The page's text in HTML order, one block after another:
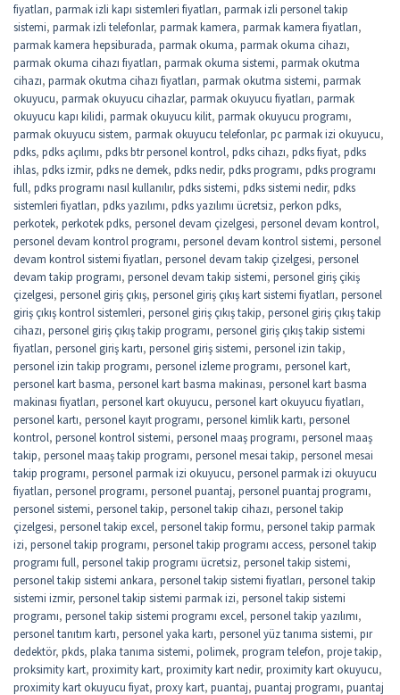
fiyatları, parmak izli kapı sistemleri fiyatları, parmak izli personel takip
sistemi, parmak izli telefonlar, parmak kamera, parmak kamera fiyatları,
parmak kamera hepsiburada, parmak okuma, parmak okuma cihazı,
parmak okuma cihazı fiyatları, parmak okuma sistemi, parmak okutma
cihazı, parmak okutma cihazı fiyatları, parmak okutma sistemi, parmak
okuyucu, parmak okuyucu cihazlar, parmak okuyucu fiyatları, parmak
okuyucu kapı kilidi, parmak okuyucu kilit, parmak okuyucu programı,
parmak okuyucu sistem, parmak okuyucu telefonlar, pc parmak izi okuyucu,
pdks, pdks açılımı, pdks btr personel kontrol, pdks cihazı, pdks fiyat, pdks
ihlas, pdks izmir, pdks ne demek, pdks nedir, pdks programı, pdks programı
full, pdks programı nasıl kullanılır, pdks sistemi, pdks sistemi nedir, pdks
sistemleri fiyatları, pdks yazılımı, pdks yazılımı ücretsiz, perkon pdks,
perkotek, perkotek pdks, personel devam çizelgesi, personel devam kontrol,
personel devam kontrol programı, personel devam kontrol sistemi, personel
devam kontrol sistemi fiyatları, personel devam takip çizelgesi, personel
devam takip programı, personel devam takip sistemi, personel giriş çikiş
çizelgesi, personel giriş çıkış, personel giriş çıkış kart sistemi fiyatları, personel
giriş çıkış kontrol sistemleri, personel giriş çıkış takip, personel giriş çıkış takip
cihazı, personel giriş çıkış takip programı, personel giriş çıkış takip sistemi
fiyatları, personel giriş kartı, personel giriş sistemi, personel izin takip,
personel izin takip programı, personel izleme programı, personel kart,
personel kart basma, personel kart basma makinası, personel kart basma
makinası fiyatları, personel kart okuyucu, personel kart okuyucu fiyatları,
personel kartı, personel kayıt programı, personel kimlik kartı, personel
kontrol, personel kontrol sistemi, personel maaş programı, personel maaş
takip, personel maaş takip programı, personel mesai takip, personel mesai
takip programı, personel parmak izi okuyucu, personel parmak izi okuyucu
fiyatları, personel programı, personel puantaj, personel puantaj programı,
personel sistemi, personel takip, personel takip cihazı, personel takip
çizelgesi, personel takip excel, personel takip formu, personel takip parmak
izi, personel takip programı, personel takip programı access, personel takip
programı full, personel takip programı ücretsiz, personel takip sistemi,
personel takip sistemi ankara, personel takip sistemi fiyatları, personel takip
sistemi izmir, personel takip sistemi parmak izi, personel takip sistemi
programı, personel takip sistemi programı excel, personel takip yazılımı,
personel tanıtım kartı, personel yaka kartı, personel yüz tanıma sistemi, pır
dedektör, pkds, plaka tanıma sistemi, polimek, program telefon, proje takip,
proksimity kart, proximity kart, proximity kart nedir, proximity kart okuyucu,
proximity kart okuyucu fiyat, proxy kart, puantaj, puantaj programı, puantaj